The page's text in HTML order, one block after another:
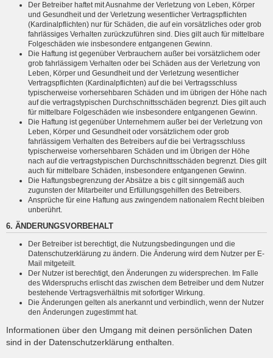
Der Betreiber haftet mit Ausnahme der Verletzung von Leben, Körper
und Gesundheit und der Verletzung wesentlicher Vertragspflichten
(Kardinalpflichten) nur für Schäden, die auf ein vorsätzliches oder grob
fahrlässiges Verhalten zurückzuführen sind. Dies gilt auch für mittelbare
Folgeschäden wie insbesondere entgangenen Gewinn.
Die Haftung ist gegenüber Verbrauchern außer bei vorsätzlichem oder
grob fahrlässigem Verhalten oder bei Schäden aus der Verletzung von
Leben, Körper und Gesundheit und der Verletzung wesentlicher
Vertragspflichten (Kardinalpflichten) auf die bei Vertragsschluss
typischerweise vorhersehbaren Schäden und im übrigen der Höhe nach
auf die vertragstypischen Durchschnittsschäden begrenzt. Dies gilt auch
für mittelbare Folgeschäden wie insbesondere entgangenen Gewinn.
Die Haftung ist gegenüber Unternehmern außer bei der Verletzung von
Leben, Körper und Gesundheit oder vorsätzlichem oder grob
fahrlässigem Verhalten des Betreibers auf die bei Vertragsschluss
typischerweise vorhersehbaren Schäden und im Übrigen der Höhe
nach auf die vertragstypischen Durchschnittsschäden begrenzt. Dies gilt
auch für mittelbare Schäden, insbesondere entgangenen Gewinn.
Die Haftungsbegrenzung der Absätze a bis c gilt sinngemäß auch
zugunsten der Mitarbeiter und Erfüllungsgehilfen des Betreibers.
Ansprüche für eine Haftung aus zwingendem nationalem Recht bleiben
unberührt.
6. ÄNDERUNGSVORBEHALT
Der Betreiber ist berechtigt, die Nutzungsbedingungen und die
Datenschutzerklärung zu ändern. Die Änderung wird dem Nutzer per E-
Mail mitgeteilt.
Der Nutzer ist berechtigt, den Änderungen zu widersprechen. Im Falle
des Widerspruchs erlischt das zwischen dem Betreiber und dem Nutzer
bestehende Vertragsverhältnis mit sofortiger Wirkung.
Die Änderungen gelten als anerkannt und verbindlich, wenn der Nutzer
den Änderungen zugestimmt hat.
Informationen über den Umgang mit deinen persönlichen Daten
sind in der Datenschutzerklärung enthalten.